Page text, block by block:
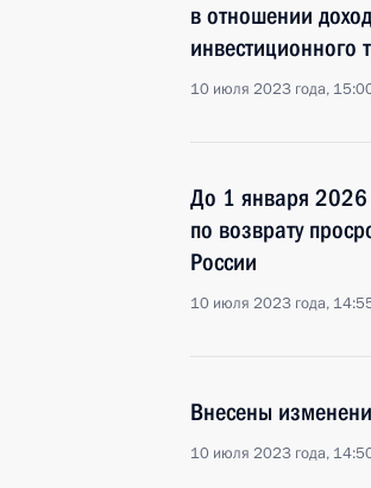
в отношении
инвестиционного
10 июля 2023 года,
До 1 января 2026
по возврату
России
10 июля 2023 года,
Внесены
10 июля 2023 года,